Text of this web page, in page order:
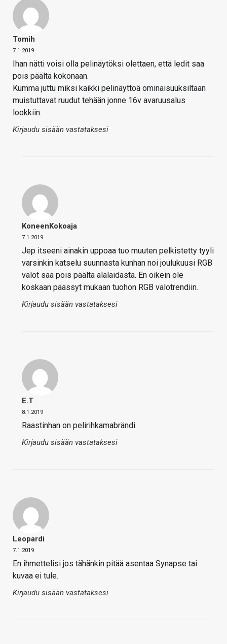
Tomih
7.1.2019
Ihan nätti voisi olla pelinäytöksi olettaen, että ledit saa
pois päältä kokonaan.
Kumma juttu miksi kaikki pelinäyttöä ominaisuuksiltaan
muistuttavat ruudut tehään jonne 16v avaruusalus
lookkiin.
Kirjaudu sisään vastataksesi
KoneenKokoaja
7.1.2019
Jep itseeni ainakin uppoaa tuo muuten pelkistetty tyyli
varsinkin katselu suunnasta kunhan noi joulukuusi RGB
valot saa pois päältä alalaidasta. En oikein ole
koskaan päässyt mukaan tuohon RGB valotrendiin.
Kirjaudu sisään vastataksesi
E.T
8.1.2019
Raastinhan on pelirihkamabrändi.
Kirjaudu sisään vastataksesi
Leopardi
7.1.2019
En ihmettelisi jos tähänkin pitää asentaa Synapse tai
kuvaa ei tule.
Kirjaudu sisään vastataksesi